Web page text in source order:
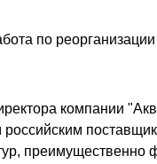
по
компании